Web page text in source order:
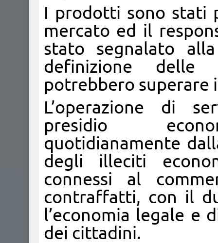
I prodotti sono stati
mercato ed il
stato segnalato
definizione delle
potrebbero superare
L’operazione di
presidio
quotidianamente
degli illeciti
connessi al
contraffatti, con il
l’economia legale e
dei cittadini.